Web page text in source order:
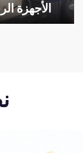
الأجهزة